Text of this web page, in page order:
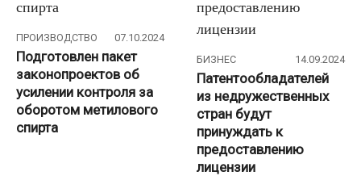
ПРОИЗВОДСТВО 07.10.2024
Подготовлен пакет
законопроектов об
усилении контроля за
оборотом метилового
спирта
БИЗНЕС 14.09.2024
Патентообладателей
из недружественных
стран будут
принуждать к
предоставлению
лицензии